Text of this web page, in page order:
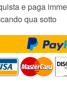
e paga
qua sotto